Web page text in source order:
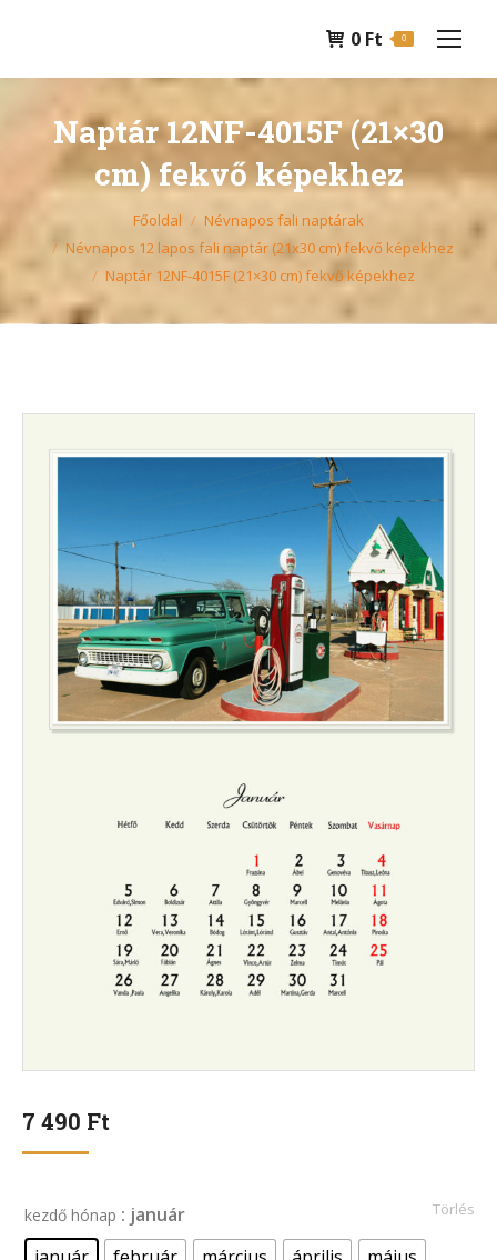
0 Ft 0
Naptár 12NF-4015F (21×30
cm) fekvő képekhez
Főoldal
Névnapos fali naptárak
Névnapos 12 lapos fali naptár (21x30 cm) fekvő képekhez
Naptár 12NF-4015F (21×30 cm) fekvő képekhez
7 490 Ft
kezdő hónap : január
Törlés